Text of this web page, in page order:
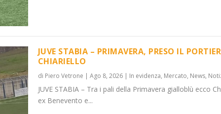
C...
,Notizie
IL VI...
,Notizie
JUVE STABIA – PRIMAVERA, PRESO IL
CHIARIELLO
di Piero Vetrone | Ago 8, 2026| In evidenza, Mercato, News,
JUVE STABIA – Tra i pali della Primavera gialloblù ecco
ex Benevento e...